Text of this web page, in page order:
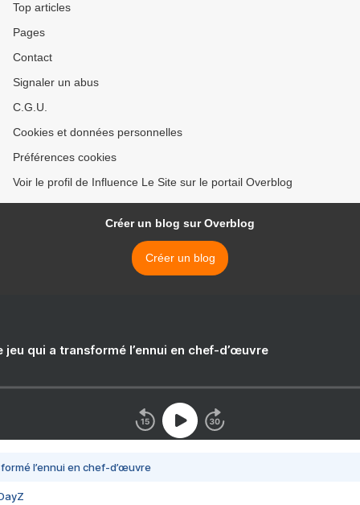
Top articles
Pages
Contact
Signaler un abus
C.G.U.
Cookies et données personnelles
Préférences cookies
Voir le profil de Influence Le Site sur le portail Overblog
Créer un blog sur Overblog
Créer un blog
jeu qui a transformé l’ennui en chef-d’œuvre
l’ennui en chef-d’œuvre